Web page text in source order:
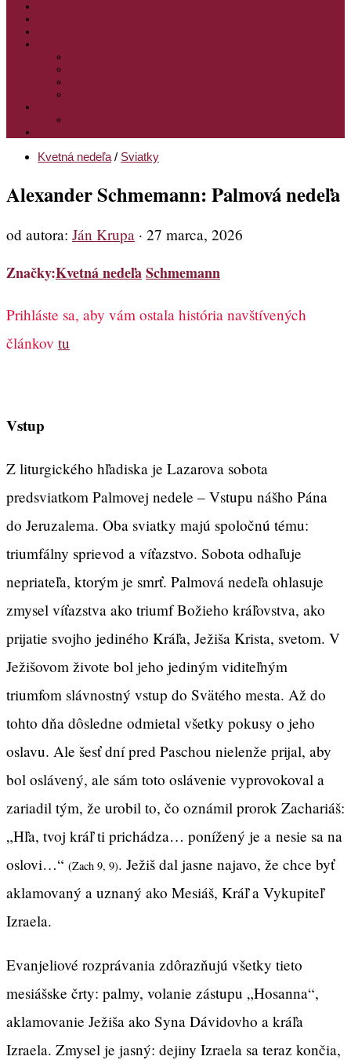
Kvetná nedeľa / Sviatky
Alexander Schmemann: Palmová nedeľa
od autora: Ján Krupa · 27 marca, 2026
Značky:Kvetná nedeľaSchmemann
Prihláste sa, aby vám ostala história navštívených
článkov tu
Vstup
Z liturgického hľadiska je Lazarova sobota
predsviatkom Palmovej nedele – Vstupu nášho Pána
do Jeruzalema. Oba sviatky majú spoločnú tému:
triumfálny sprievod a víťazstvo. Sobota odhaľuje
nepriateľa, ktorým je smrť. Palmová nedeľa ohlasuje
zmysel víťazstva ako triumf Božieho kráľovstva, ako
prijatie svojho jediného Kráľa, Ježiša Krista, svetom. V
Ježišovom živote bol jeho jediným viditeľným
triumfom slávnostný vstup do Svätého mesta. Až do
tohto dňa dôsledne odmietal všetky pokusy o jeho
oslavu. Ale šesť dní pred Paschou nielenže prijal, aby
bol oslávený, ale sám toto oslávenie vyprovokoval a
zariadil tým, že urobil to, čo oznámil prorok Zachariáš:
„Hľa, tvoj kráľ ti prichádza… ponížený je a nesie sa na
oslovi…“ (Zach 9, 9). Ježiš dal jasne najavo, že chce byť
aklamovaný a uznaný ako Mesiáš, Kráľ a Vykupiteľ
Izraela.
Evanjeliové rozprávania zdôrazňujú všetky tieto
mesiášske črty: palmy, volanie zástupu „Hosanna“,
aklamovanie Ježiša ako Syna Dávidovho a kráľa
Izraela. Zmysel je jasný: dejiny Izraela sa teraz končia,